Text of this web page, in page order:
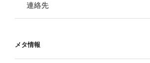
連絡先
メタ情報